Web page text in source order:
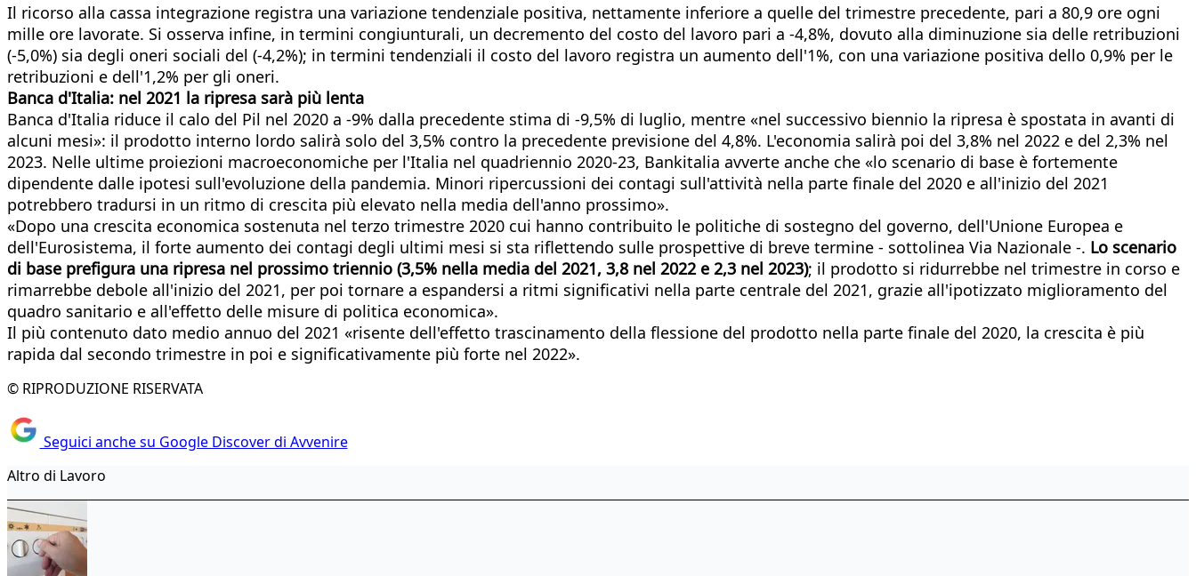
Il ricorso alla cassa integrazione registra una variazione tendenziale positiva, nettamente inferiore a quelle del trimestre precedente, pari a 80,9 ore ogni
mille ore lavorate. Si osserva infine, in termini congiunturali, un decremento del costo del lavoro pari a -4,8%, dovuto alla diminuzione sia delle retribuzioni
(-5,0%) sia degli oneri sociali del (-4,2%); in termini tendenziali il costo del lavoro registra un aumento dell'1%, con una variazione positiva dello 0,9% per le
retribuzioni e dell'1,2% per gli oneri.
Banca d'Italia: nel 2021 la ripresa sarà più lenta
Banca d'Italia riduce il calo del Pil nel 2020 a -9% dalla precedente stima di -9,5% di luglio, mentre «nel successivo biennio la ripresa è spostata in avanti di
alcuni mesi»: il prodotto interno lordo salirà solo del 3,5% contro la precedente previsione del 4,8%. L'economia salirà poi del 3,8% nel 2022 e del 2,3% nel
2023. Nelle ultime proiezioni macroeconomiche per l'Italia nel quadriennio 2020-23, Bankitalia avverte anche che «lo scenario di base è fortemente
dipendente dalle ipotesi sull'evoluzione della pandemia. Minori ripercussioni dei contagi sull'attività nella parte finale del 2020 e all'inizio del 2021
potrebbero tradursi in un ritmo di crescita più elevato nella media dell'anno prossimo».
«Dopo una crescita economica sostenuta nel terzo trimestre 2020 cui hanno contribuito le politiche di sostegno del governo, dell'Unione Europea e
dell'Eurosistema, il forte aumento dei contagi degli ultimi mesi si sta riflettendo sulle prospettive di breve termine - sottolinea Via Nazionale -. Lo scenario
di base prefigura una ripresa nel prossimo triennio (3,5% nella media del 2021, 3,8 nel 2022 e 2,3 nel 2023); il prodotto si ridurrebbe nel trimestre in corso e
rimarrebbe debole all'inizio del 2021, per poi tornare a espandersi a ritmi significativi nella parte centrale del 2021, grazie all'ipotizzato miglioramento del
quadro sanitario e all'effetto delle misure di politica economica».
Il più contenuto dato medio annuo del 2021 «risente dell'effetto trascinamento della flessione del prodotto nella parte finale del 2020, la crescita è più
rapida dal secondo trimestre in poi e significativamente più forte nel 2022».
© RIPRODUZIONE RISERVATA
Seguici anche su Google Discover di Avvenire
Altro di Lavoro